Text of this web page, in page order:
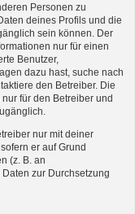
Personen zu
deines Profils und die
sein können. Der
nur für einen
Benutzer,
dazu hast, suche nach
den Betreiber. Die
für den Betreiber und
nur mit deiner
er auf Grund
(z. B. an
zur Durchsetzung